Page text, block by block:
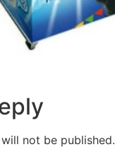
not be published.